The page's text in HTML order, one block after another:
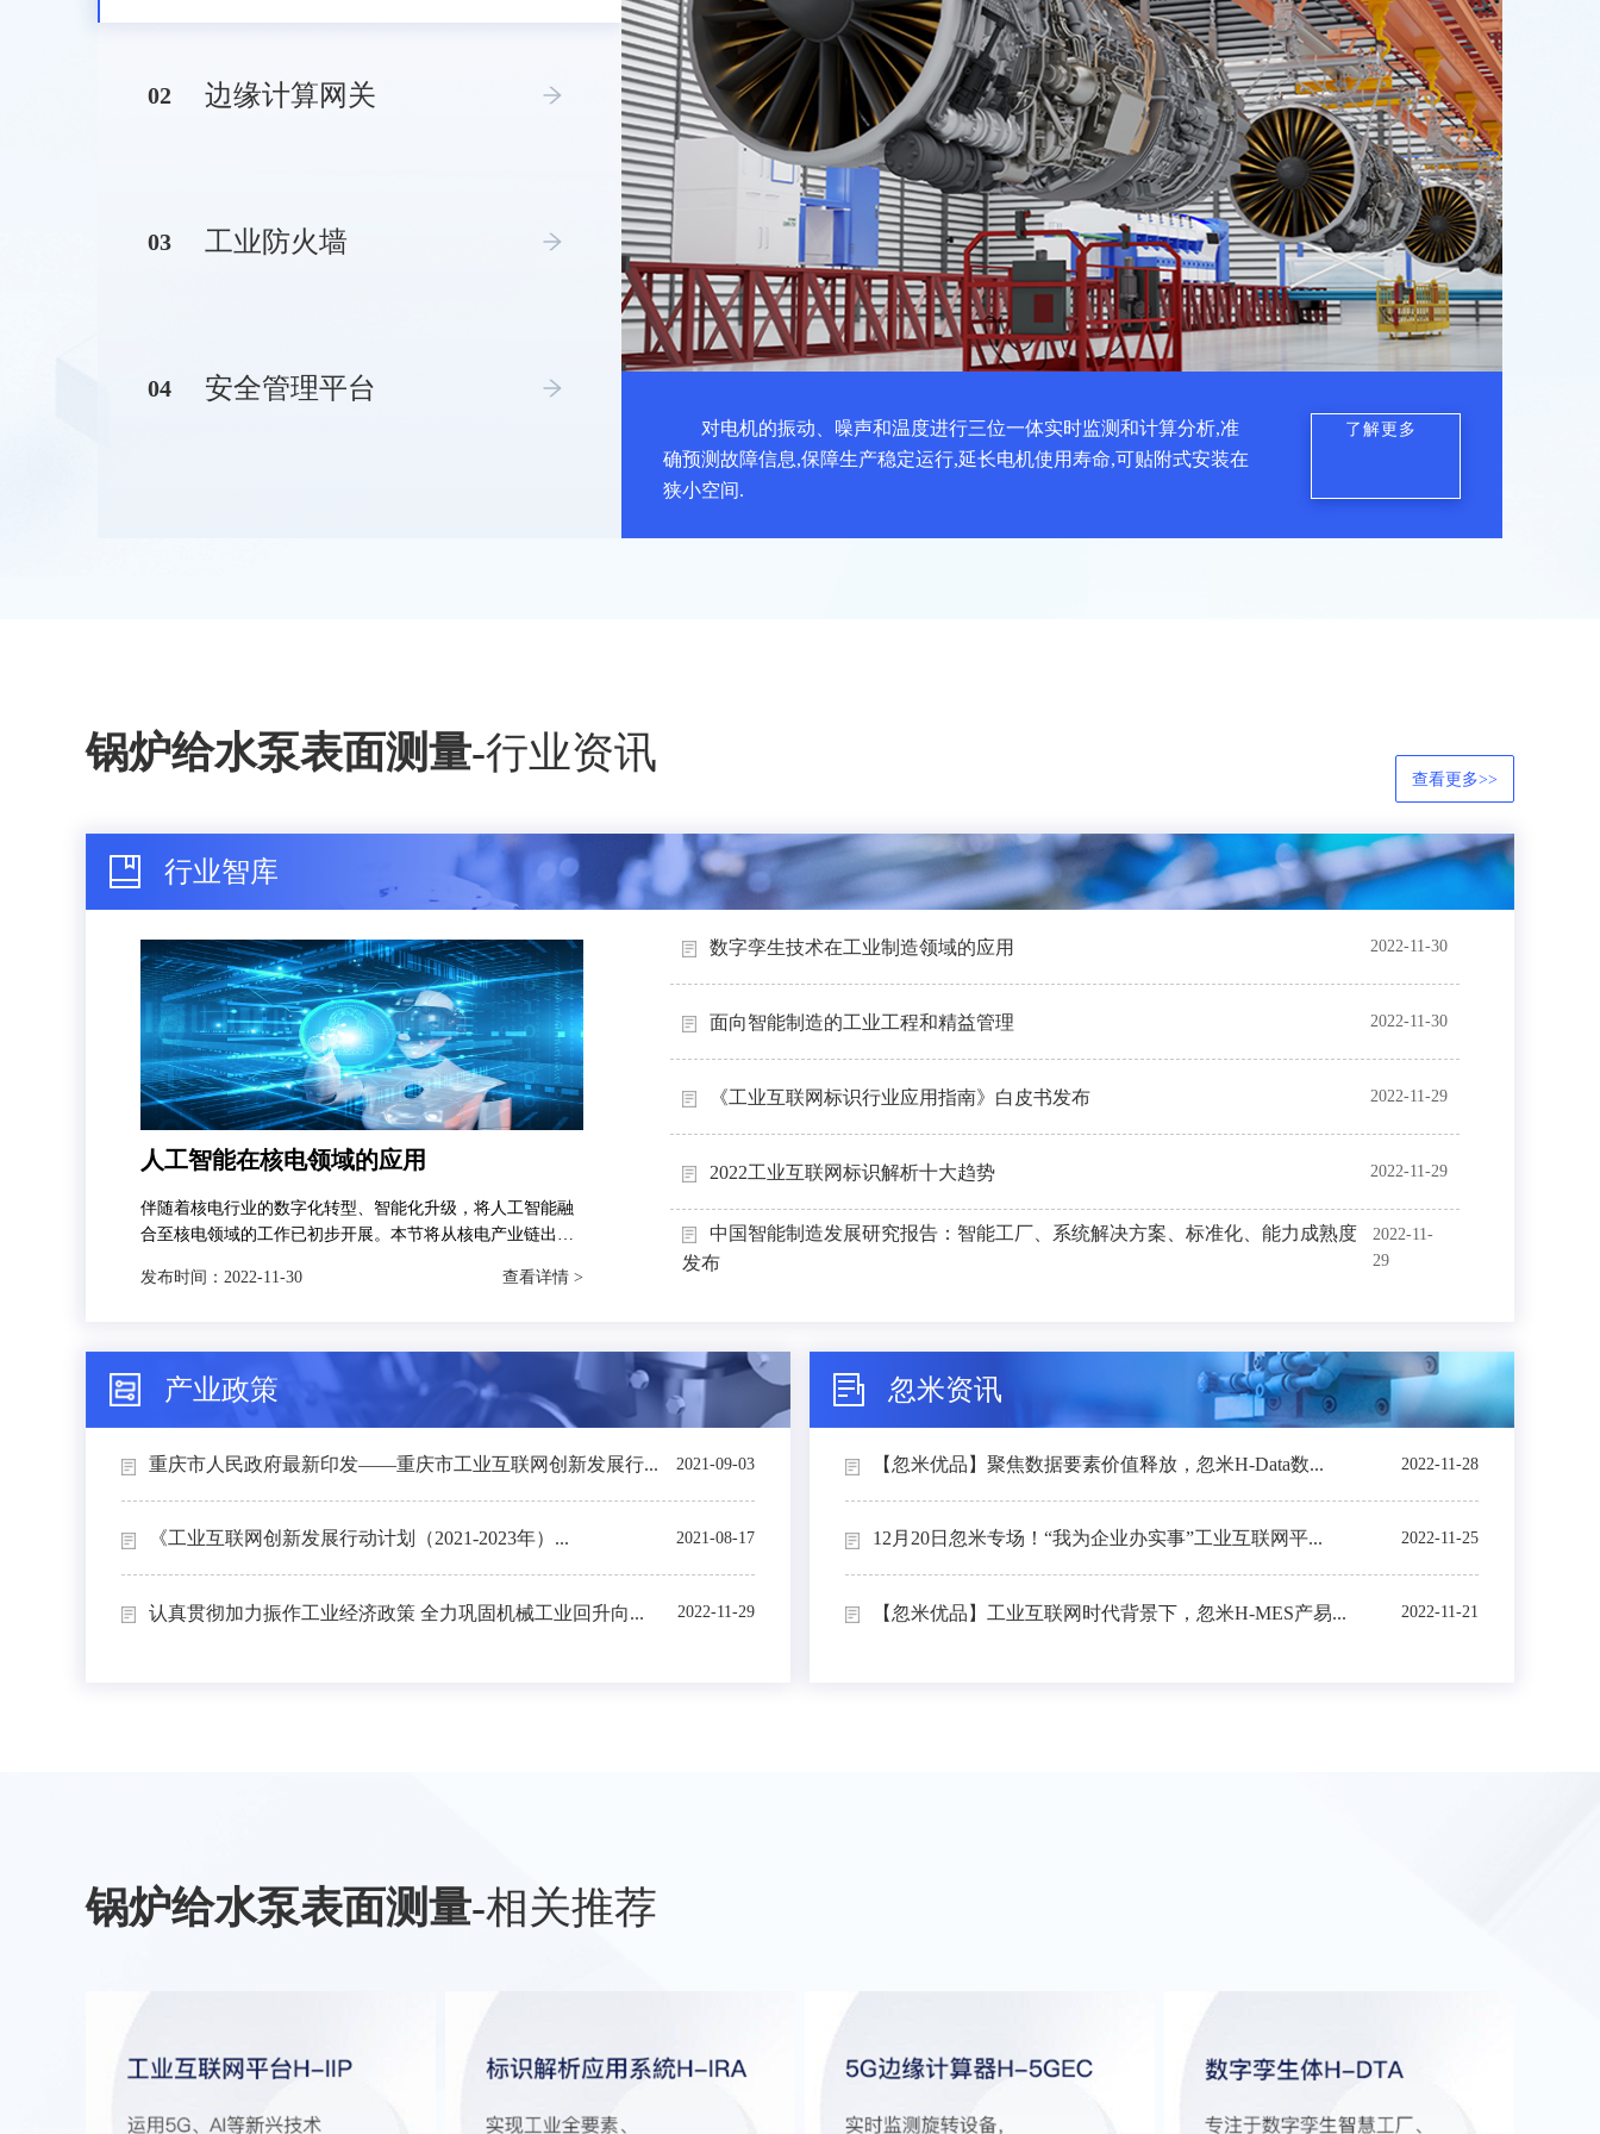
02 边缘计算网关
03 工业防火墙
04 安全管理平台
对电机的振动、噪声和温度进行三位一体实时监测和计算分析,准
确预测故障信息,保障生产稳定运行,延长电机使用寿命,可贴附式安装在
狭小空间.
了解更多
锅炉给水泵表面测量-行业资讯
查看更多>>
行业智库
人工智能在核电领域的应用
伴随着核电行业的数字化转型、智能化升级，将人工智能融
合至核电领域的工作已初步开展。本节将从核电产业链出
和智能运维4个场景下的典型应用进行介绍。
发布时间： 2022-11-30 查看详情 >
数字孪生技术在工业制造领域的应用 2022-11-30
面向智能制造的工业工程和精益管理 2022-11-30
《工业互联网标识行业应用指南》白皮书发布 2022-11-29
2022工业互联网标识解析十大趋势 2022-11-29
中国智能制造发展研究报告：智能工厂、系统解决方案、标准化、能力成熟度
发布
2022-11-
29
产业政策
重庆市人民政府最新印发——重庆市工业互联网创新发展行... 2021-09-03
《工业互联网创新发展行动计划（2021-2023年）... 2021-08-17
认真贯彻加力振作工业经济政策 全力巩固机械工业回升向... 2022-11-29
忽米资讯
【忽米优品】聚焦数据要素价值释放，忽米H-Data数... 2022-11-28
12月20日忽米专场！“我为企业办实事”工业互联网平... 2022-11-25
【忽米优品】工业互联网时代背景下，忽米H-MES产易... 2022-11-21
锅炉给水泵表面测量-相关推荐